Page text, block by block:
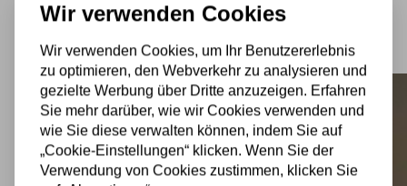
Tiffany Stehleuchte Montana 50 Deluxe
€722,84 Incl. BTW
In den Warenkorb
Wir verwenden Cookies
Wir verwenden Cookies, um Ihr Benutzererlebnis
zu optimieren, den Webverkehr zu analysieren und
gezielte Werbung über Dritte anzuzeigen. Erfahren
Sie mehr darüber, wie wir Cookies verwenden und
wie Sie diese verwalten können, indem Sie auf
„Cookie-Einstellungen“ klicken. Wenn Sie der
Verwendung von Cookies zustimmen, klicken Sie